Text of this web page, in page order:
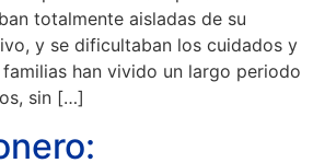
totalmente aisladas de su
y se dificultaban los cuidados y
han vivido un largo periodo
sin […]